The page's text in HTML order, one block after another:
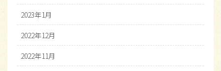
2023年1月
2022年12月
2022年11月